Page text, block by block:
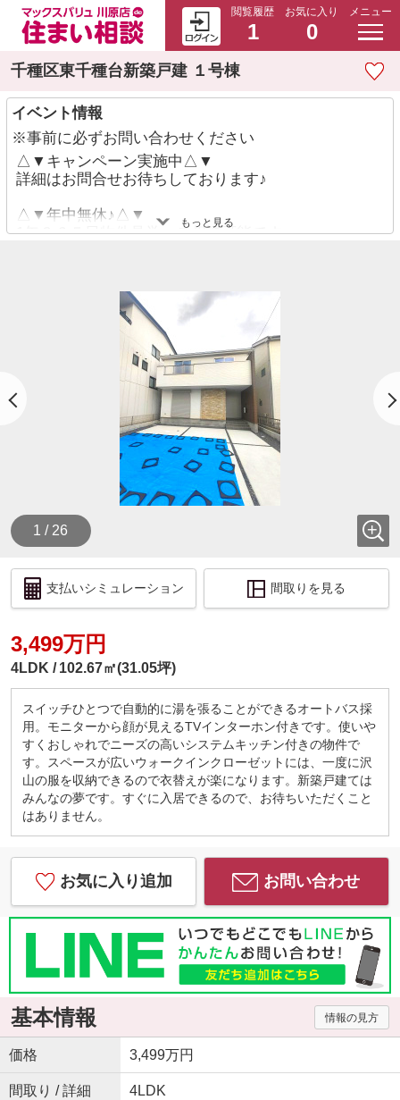
閲覧履歴
1
お気に入り
0
メニュー
千種区東千種台新築戸建 １号棟
イベント情報
※事前に必ずお問い合わせください
△▼キャンペーン実施中△▼
詳細はお問合せお待ちしております♪
△▼年中無休♪△▼
1年３６５日物件見学、ご相談可能です。
ンや家計の事を無料で相談できます。
◆住宅ローン返済例◆
※中京銀行、提携ローン、35年返済、変動金利、ボ
ーナス払いなしとする
(1)借入額2000万円
金利0.5％ 月々約５万２千円
金利１％ 月々約5万7千円
(2)借入額2500万円
金利0.5％ 月々約６万５千円
金利１％ 月々約７万１千円
(3)借入額3000万円
金利0.5％ 月々約７万８千円
(4)借入額3500万円
金利0.5％ 月々約９万１千円
金利１％ 月々約９万９千円
金利0.5％ 月々約１０万４千円
金利１％ 月々約１１万３千円
(6)借入額4500万円
金利１％ 月々約１２万８千円
(7)借入額5000万円
金利0.5％ 月々約１３万円
金利１％ 月々約１４万２千円
(8)借入額5500万円
金利0.5％ 月々約１４万３千円
金利１％ 月々約１５万６千円
(9)借入額6000万円
金利0.5％ 月々約１５万６千円
金利１％ 月々約１７万円
(10)借入額6500万円
金利0.5％ 月々約１６万９千円
金利１％ 月々約１８万４千円
(11)借入額7000万円
金利0.5％ 月々約１８万２千円
金利１％ 月々約１９万８千円
金利0.5％ 月々約１９万５千円
金利１％ 月々約２１万２千円
借入額上限8000万円とする。
もっと見る
1 / 26
支払いシミュレーション 間取りを見る
3,499万円
4LDK 102.67㎡(31.05坪)
スイッチひとつで自動的に湯を張ることができるオートバス採
用。モニターから顔が見えるTVインターホン付きです。使いや
すくおしゃれでニーズの高いシステムキッチン付きの物件で
す。スペースが広いウォークインクローゼットには、一度に沢
山の服を収納できるので衣替えが楽になります。新築戸建ては
みんなの夢です。すぐに入居できるので、お待ちいただくこと
はありません。
お気に入り追加 お問い合わせ
基本情報 情報の見方
価格 3,499万円
間取り / 詳細 4LDK